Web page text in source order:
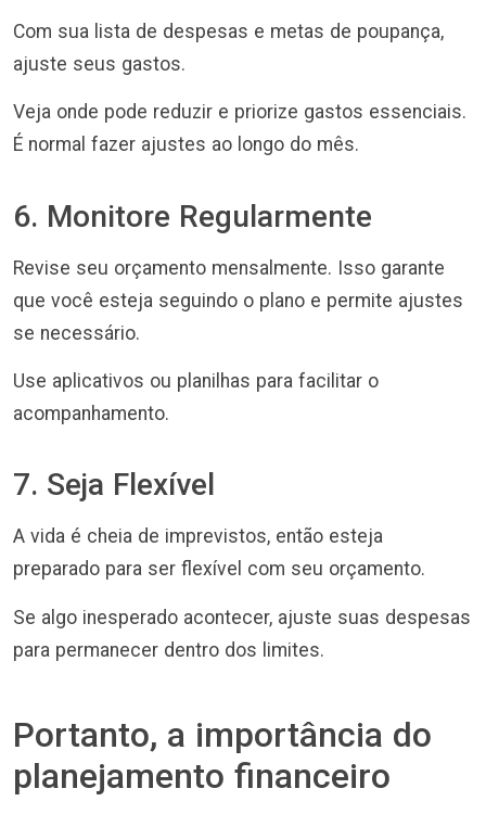
Com sua lista de despesas e metas de poupança,
ajuste seus gastos.
Veja onde pode reduzir e priorize gastos essenciais.
É normal fazer ajustes ao longo do mês.
6. Monitore Regularmente
Revise seu orçamento mensalmente. Isso garante
que você esteja seguindo o plano e permite ajustes
se necessário.
Use aplicativos ou planilhas para facilitar o
acompanhamento.
7. Seja Flexível
A vida é cheia de imprevistos, então esteja
preparado para ser flexível com seu orçamento.
Se algo inesperado acontecer, ajuste suas despesas
para permanecer dentro dos limites.
Portanto, a importância do
planejamento financeiro